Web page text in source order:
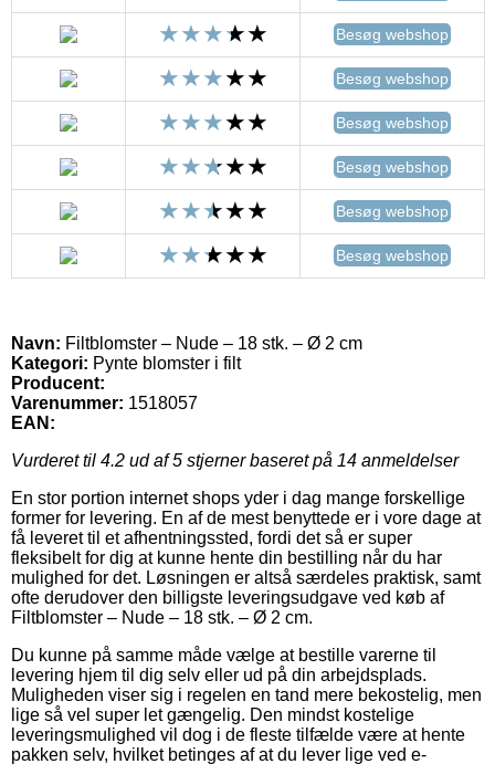
Besøg webshop
Besøg webshop
Besøg webshop
Besøg webshop
Besøg webshop
Besøg webshop
Navn: Filtblomster – Nude – 18 stk. – Ø 2 cm
Kategori: Pynte blomster i filt
Producent:
Varenummer: 1518057
EAN:
Vurderet til 4.2 ud af 5 stjerner baseret på 14 anmeldelser
En stor portion internet shops yder i dag mange forskellige
former for levering. En af de mest benyttede er i vore dage at
få leveret til et afhentningssted, fordi det så er super
fleksibelt for dig at kunne hente din bestilling når du har
mulighed for det. Løsningen er altså særdeles praktisk, samt
ofte derudover den billigste leveringsudgave ved køb af
Filtblomster – Nude – 18 stk. – Ø 2 cm.
Du kunne på samme måde vælge at bestille varerne til
levering hjem til dig selv eller ud på din arbejdsplads.
Muligheden viser sig i regelen en tand mere bekostelig, men
lige så vel super let gængelig. Den mindst kostelige
leveringsmulighed vil dog i de fleste tilfælde være at hente
pakken selv, hvilket betinges af at du lever lige ved e-